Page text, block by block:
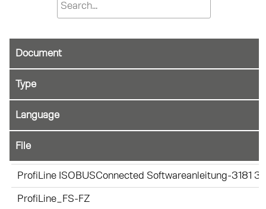
Document
File
ProfiLine ISOBUSConnected Softwareanleitung-3181
ProfiLine_FS-FZ